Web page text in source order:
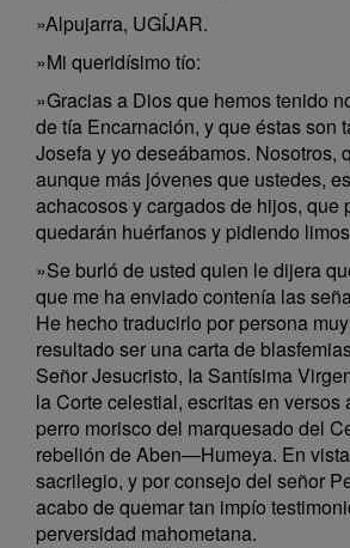
»Alpujarra, UGÍJAR.
»Mi queridísimo tío:
»Gracias a Dios que hemos tenido
de tía Encarnación, y que éstas son
Josefa y yo deseábamos. Nosotros,
aunque más jóvenes que ustedes,
achacosos y cargados de hijos, que
quedarán huérfanos y pidiendo
»Se burló de usted quien le dijera
que me ha enviado contenía las
He hecho traducirlo por persona
resultado ser una carta de
Señor Jesucristo, Ia Santísima
la Corte celestial, escritas en versos
perro morisco del marquesado del
rebelión de Aben—Humeya. En
sacrilegio, y por consejo del señor
acabo de quemar tan impío
perversidad mahometana.